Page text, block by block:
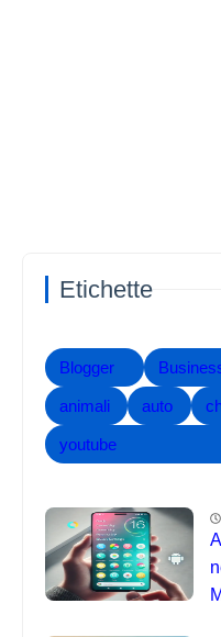
Etichette
Blogger
animali auto
youtube